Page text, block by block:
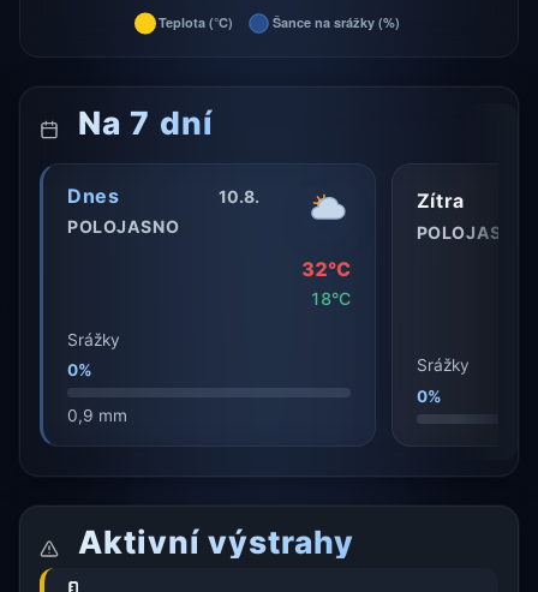
Na 7 dní
Dnes
10.8.
POLOJASNO
32°C
18°C
Srážky
0%
0,9 mm
Zítra
POLOJASNO
Srážky
0%
Aktivní výstrahy